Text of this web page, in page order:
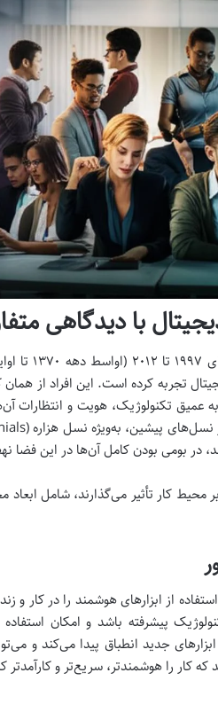
با دیدگاهی
تجربه کرده است. این افراد از
تکنولوژیک، هویت و انتظارات
در بومی بودن کامل آن‌ها در این فضا
کار تأثیر می‌گذارند، شامل
از ابزارهای هوشمند را در کار و
پیشرفته باشد و امکان استفاده
جدید انطباق پیدا می‌کند و
کار را هوشمندتر، سریع‌تر و کارآمدتر